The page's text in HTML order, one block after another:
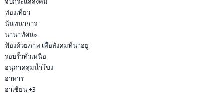
จับกระแสสังคม
ท่องเที่ยว
นันทนาการ
นานาทัศนะ
ฟ้องด้วยภาพ เพื่อสังคมที่น่าอยู่
รอบรั้วทั่วเหนือ
อนุภาคลุ่มน้ำโขง
อาหาร
อาเซียน +3